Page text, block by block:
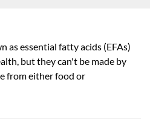
as essential fatty acids (EFAs)
but they can't be made by
from either food or